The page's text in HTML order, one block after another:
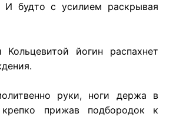
И будто с усилием раскрывая
йогин распахнет
руки, ноги держа в
прижав подбородок к